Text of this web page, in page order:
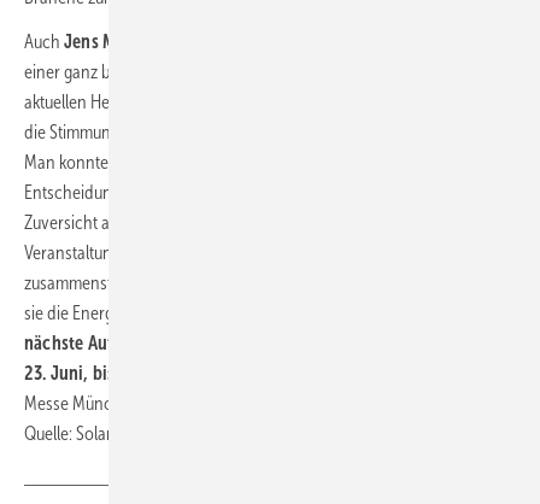
Auch Jens Mohrmann, Geschäftsführer der FWTM,
einer ganz besonderen Atmosphäre während der Messe: „Trotz der
aktuellen Herausforderungen in einigen Bereichen der Branche war
die Stimmung bei The smarter E Europe durchweg äußerst positiv.
Man konnte bei den versammelten Denkern, Machern und
Entscheidungsträgern deutlich spüren, dass sie voller Tatendrang und
Zuversicht an der Weiterentwicklung der Energiewende arbeiten. Die
Veranstaltung hat einmal mehr gezeigt, wie stark die Branche
zusammensteht und mit welcher Leidenschaft und Innovationskraft
sie die Energiewende vorantreibt. Ich freue mich schon jetzt auf
nächste Auflage von
23. Juni, bis Donnerstag, 25.
Messe München stattfinden wird.“ ■
Quelle: Solar Promotion / fl